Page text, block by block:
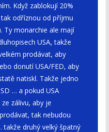
Když zablokují 20%
odříznou od příjmu
Ty monarchie ale mají
USA, takže
prodávat, aby
donutí USA/FED, aby
natiskl. Takže jedno
… a pokud USA
zálivu, aby je
tak nebudou
druhý velký špatný